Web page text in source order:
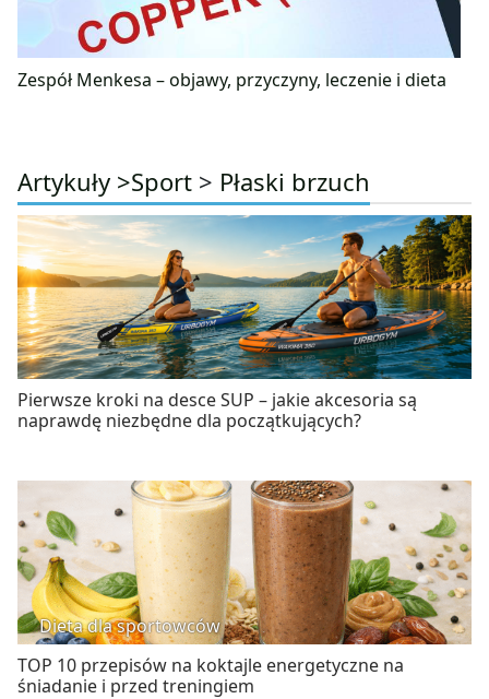
Zespół Menkesa – objawy, przyczyny, leczenie i dieta
Artykuły >Sport > Płaski brzuch
Pierwsze kroki na desce SUP – jakie akcesoria są
naprawdę niezbędne dla początkujących?
Dieta dla sportowców
TOP 10 przepisów na koktajle energetyczne na
śniadanie i przed treningiem